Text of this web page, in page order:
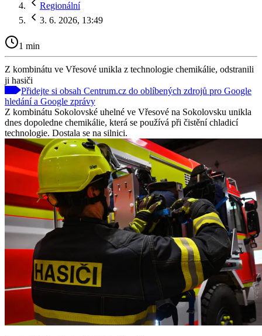
Regionální
3. 6. 2026, 13:49
1 min
Z kombinátu ve Vřesové unikla z technologie chemikálie, odstranili
ji hasiči
Přidejte si obsah Centrum.cz do oblíbených zdrojů pro Google
hledání a Google zprávy
Z kombinátu Sokolovské uhelné ve Vřesové na Sokolovsku unikla
dnes dopoledne chemikálie, která se používá při čistění chladicí
technologie. Dostala se na silnici.